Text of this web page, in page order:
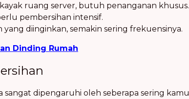
ruang server, butuh penanganan khusus.
pembersihan intensif.
diinginkan, semakin sering frekuensinya.
Dinding Rumah
sangat dipengaruhi oleh seberapa sering